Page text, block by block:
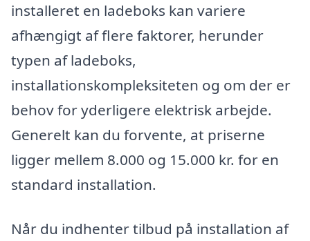
installeret en ladeboks kan variere
afhængigt af flere faktorer, herunder
typen af ladeboks,
installationskompleksiteten og om der er
behov for yderligere elektrisk arbejde.
Generelt kan du forvente, at priserne
ligger mellem 8.000 og 15.000 kr. for en
standard installation.
Når du indhenter tilbud på installation af